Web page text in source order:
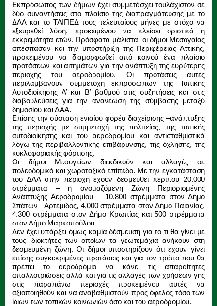
Εκπρόσωπος των δήμων έχει συμμετάσχει τουλάχιστον σε
δύο συναντήσεις στο πλαίσιο της διαπραγμάτευσης με το
ΔΑΑ και το ΤΑΙΠΕΔ τους τελευταίους μήνες με στόχο να
εξευρεθεί λύση, προκειμένου να κλείσει οριστικά η
εκκρεμότητα ετών. Πρόσφατα μάλιστα, οι δήμοι Μεσογαίας
απέσπασαν και την υποστήριξη της Περιφέρειας Αττικής,
προκειμένου να διαμορφωθεί από κοινού ένα πλαίσιο
προτάσεων και αιτημάτων για την ανάπτυξη της ευρύτερης
περιοχής του αεροδρομίου. Οι προτάσεις αυτές
περιλαμβάνουν συμμετοχή εκπροσώπων της Τοπικής
Αυτοδιοίκησης Α’ και Β’ βαθμού στις συζητήσεις και στις
διαβουλεύσεις για την ανανέωση της σύμβασης μεταξύ
δημοσίου και ΔΑΑ.
Επίσης την σύσταση ενιαίου φορέα διαχείρισης –ανάπτυξης
της περιοχής με συμμετοχή της πολιτείας, της τοπικής
αυτοδιοίκησης και του αεροδρομίου και αντισταθμιστικά
λόγω της περιβαλλοντικής επιβάρυνσης, της όχλησης, της
κυκλοφοριακής φόρτισης.
Οι δήμοι Μεσογείων διεκδικούν και αλλαγές σε
πολεοδομικό και χωροταξικό επίπεδο. Με την εγκατάσταση
του ΔΑΑ στην περιοχή έχουν δεσμευθεί περίπου 20.000
στρέμματα – η ονομαζόμενη Ζώνη Περιορισμένης
Ανάπτυξης Αεροδρομίου – 10.800 στρέμματα στον Δήμο
Σπάτων –Αρτέμιδος, 4.000 στρέμματα στον Δήμο Παιανίας,
4.300 στρέμματα στον Δήμο Κρωπίας και 500 στρέμματα
στον Δήμο Μαρκοπούλου.
Δεν έχει υπάρξει όμως καμία δέσμευση για το τι θα γίνει με
τους ιδιοκτήτες των οποίων τα γεωτεμάχια ανήκουν στη
δεσμευμένη ζώνη. Οι δήμοι υποστηρίζουν ότι έχουν γίνει
επίσης συγκεκριμένες προτάσεις και για τον τρόπο που θα
πρέπει το αεροδρόμιο να κάνει τις απαραίτητες
απαλλοτριώσεις αλλά και για τις αλλαγές των χρήσεων γης
στις παραπάνω περιοχές προκειμένου αυτές να
αξιοποιηθούν και να αναβαθμιστούν προς όφελος τόσο των
ίδιων των τοπικών κοινωνιών όσο και του αεροδρομίου.